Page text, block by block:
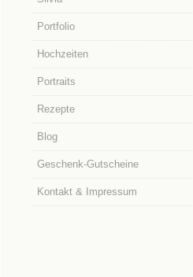
Portfolio
Hochzeiten
Portraits
Rezepte
Blog
Geschenk-Gutscheine
Kontakt & Impressum